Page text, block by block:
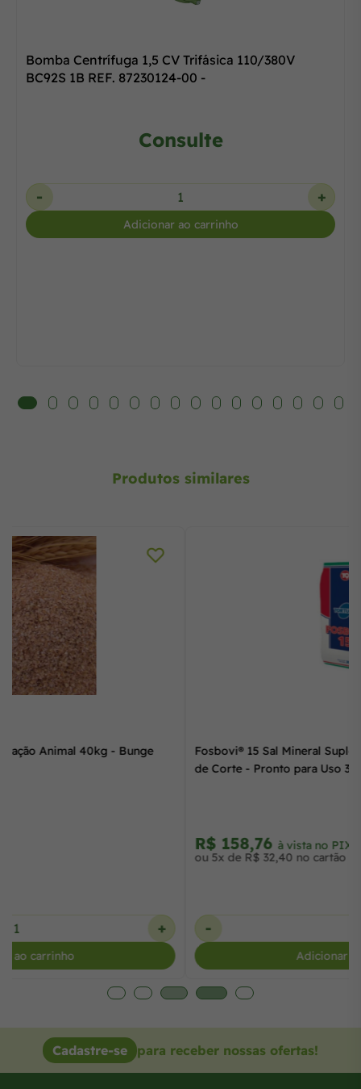
Bomba Centrífuga 1,5 CV Trifásica 110/380V
BC92S 1B REF. 87230124-00 -
Consulte
- +
Adicionar ao carrinho
Produtos similares
Farelo de Trigo Para Alimentação Animal 40kg - Bunge
Adicionar ao carrinho
Cadastre-se para receber nossas ofertas!